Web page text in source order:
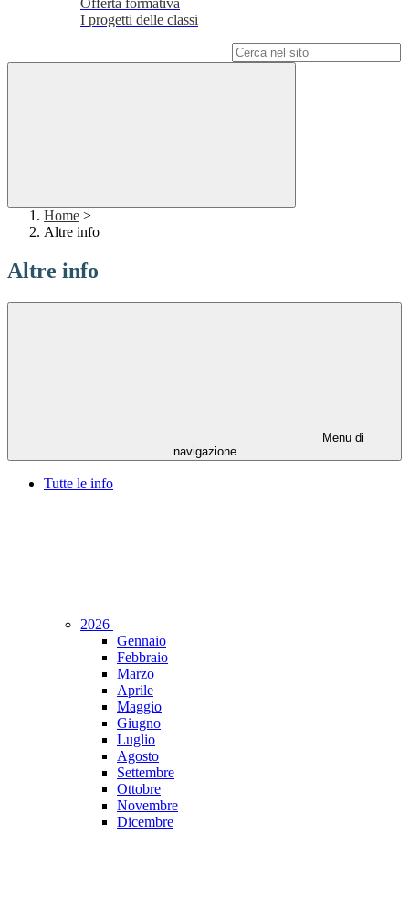
Offerta formativa
I progetti delle classi
Home >
Altre info
Altre info
Menu di
navigazione
Tutte le info
2026
Gennaio
Febbraio
Marzo
Aprile
Maggio
Giugno
Luglio
Agosto
Settembre
Ottobre
Novembre
Dicembre